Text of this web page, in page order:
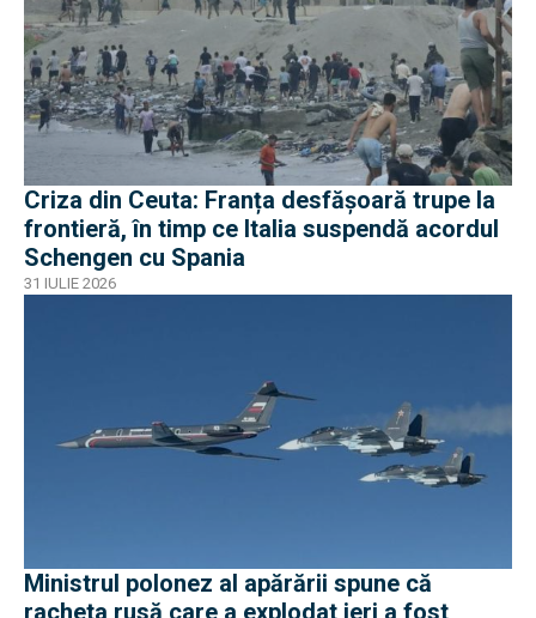
Criza din Ceuta: Franța desfășoară trupe la
frontieră, în timp ce Italia suspendă acordul
Schengen cu Spania
31 IULIE 2026
Ministrul polonez al apărării spune că
racheta rusă care a explodat ieri a fost